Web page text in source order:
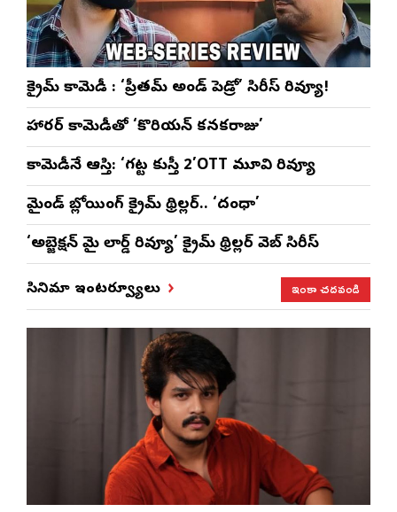
క్రైమ్ కామెడీ : ‘ప్రీతమ్ అండ్ పెడ్రో’ సిరీస్ రివ్యూ!
హారర్ కామెడీతో ‘కొరియన్ కనకరాజు’
కామెడీనే ఆస్తి: ‘గట్ట కుస్తీ 2’OTT మూవి రివ్యూ
మైండ్ బ్లోయింగ్ క్రైమ్ థ్రిల్లర్.. ‘దంధా’
‘అబ్జెక్ష‌న్ మై లార్డ్ రివ్యూ’ క్రైమ్ థ్రిల్ల‌ర్ వెబ్ సిరీస్
సినిమా ఇంటర్వ్యూలు ఇంకా చదవండి